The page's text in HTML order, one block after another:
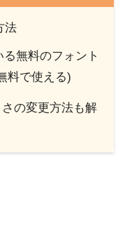
法
無料のフォント
料で使える)
さの変更方法も解